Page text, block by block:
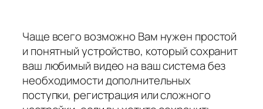
Чаще всего возможно Вам нужен простой
и понятный устройство, который сохранит
ваш любимый видео на ваш система без
необходимости дополнительных
поступки, регистрация или сложного